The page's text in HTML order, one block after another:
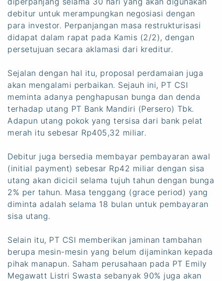
debitur untuk merampungkan negosiasi dengan
para investor. Perpanjangan masa restrukturisasi
didapat dalam rapat pada Kamis (2/2), dengan
persetujuan secara aklamasi dari kreditur.
Sejalan dengan hal itu, proposal perdamaian juga
akan mengalami perbaikan. Sejauh ini, PT CSI
meminta adanya penghapusan bunga dan denda
terhadap utang PT Bank Mandiri (Persero) Tbk.
Adapun utang pokok yang tersisa dari bank pelat
merah itu sebesar Rp405,32 miliar.
Debitur juga bersedia membayar pembayaran awal
(initial payment) sebesar Rp42 miliar dengan sisa
utang akan dicicil selama tujuh tahun dengan bunga
2% per tahun. Masa tenggang (grace period) yang
diminta adalah selama 18 bulan untuk pembayaran
sisa utang.
Selain itu, PT CSI memberikan jaminan tambahan
berupa mesin-mesin yang belum dijaminkan kepada
pihak manapun. Saham perusahaan pada PT Emily
Megawatt Listri Swasta sebanyak 90% juga akan